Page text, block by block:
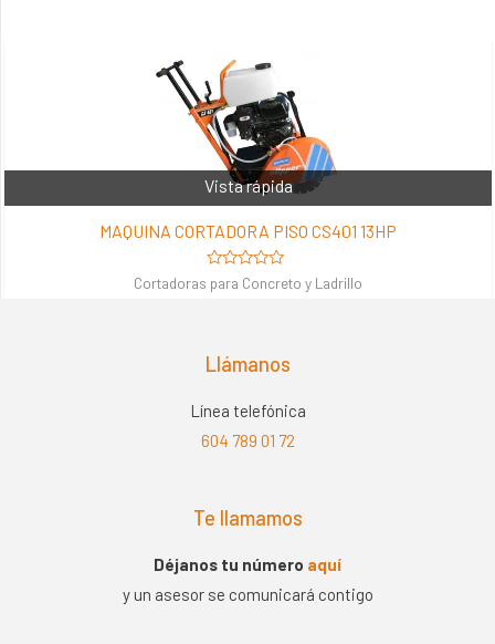
Vista rápida
MAQUINA CORTADORA PISO CS401 13HP
Valorado
en
Cortadoras para Concreto y Ladrillo
Llámanos
Línea telefónica
604 789 01 72
Te llamamos
Déjanos tu número aquí
y un asesor se comunicará contigo